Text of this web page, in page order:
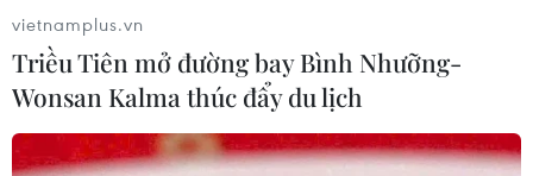
vietnamplus.vn
Triều Tiên mở đường bay Bình Nhưỡng-
Wonsan Kalma thúc đẩy du lịch